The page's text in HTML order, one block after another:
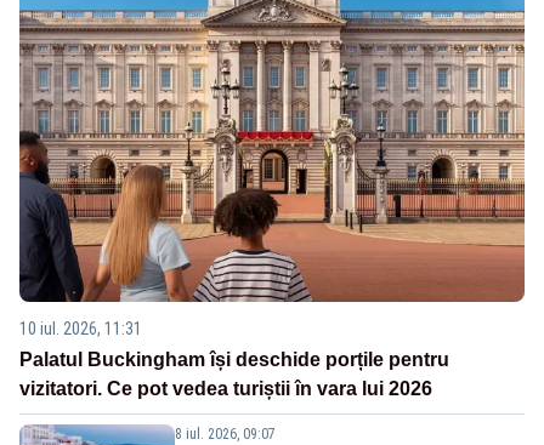
10 iul. 2026, 11:31
Palatul Buckingham își deschide porțile pentru
vizitatori. Ce pot vedea turiștii în vara lui 2026
8 iul. 2026, 09:07